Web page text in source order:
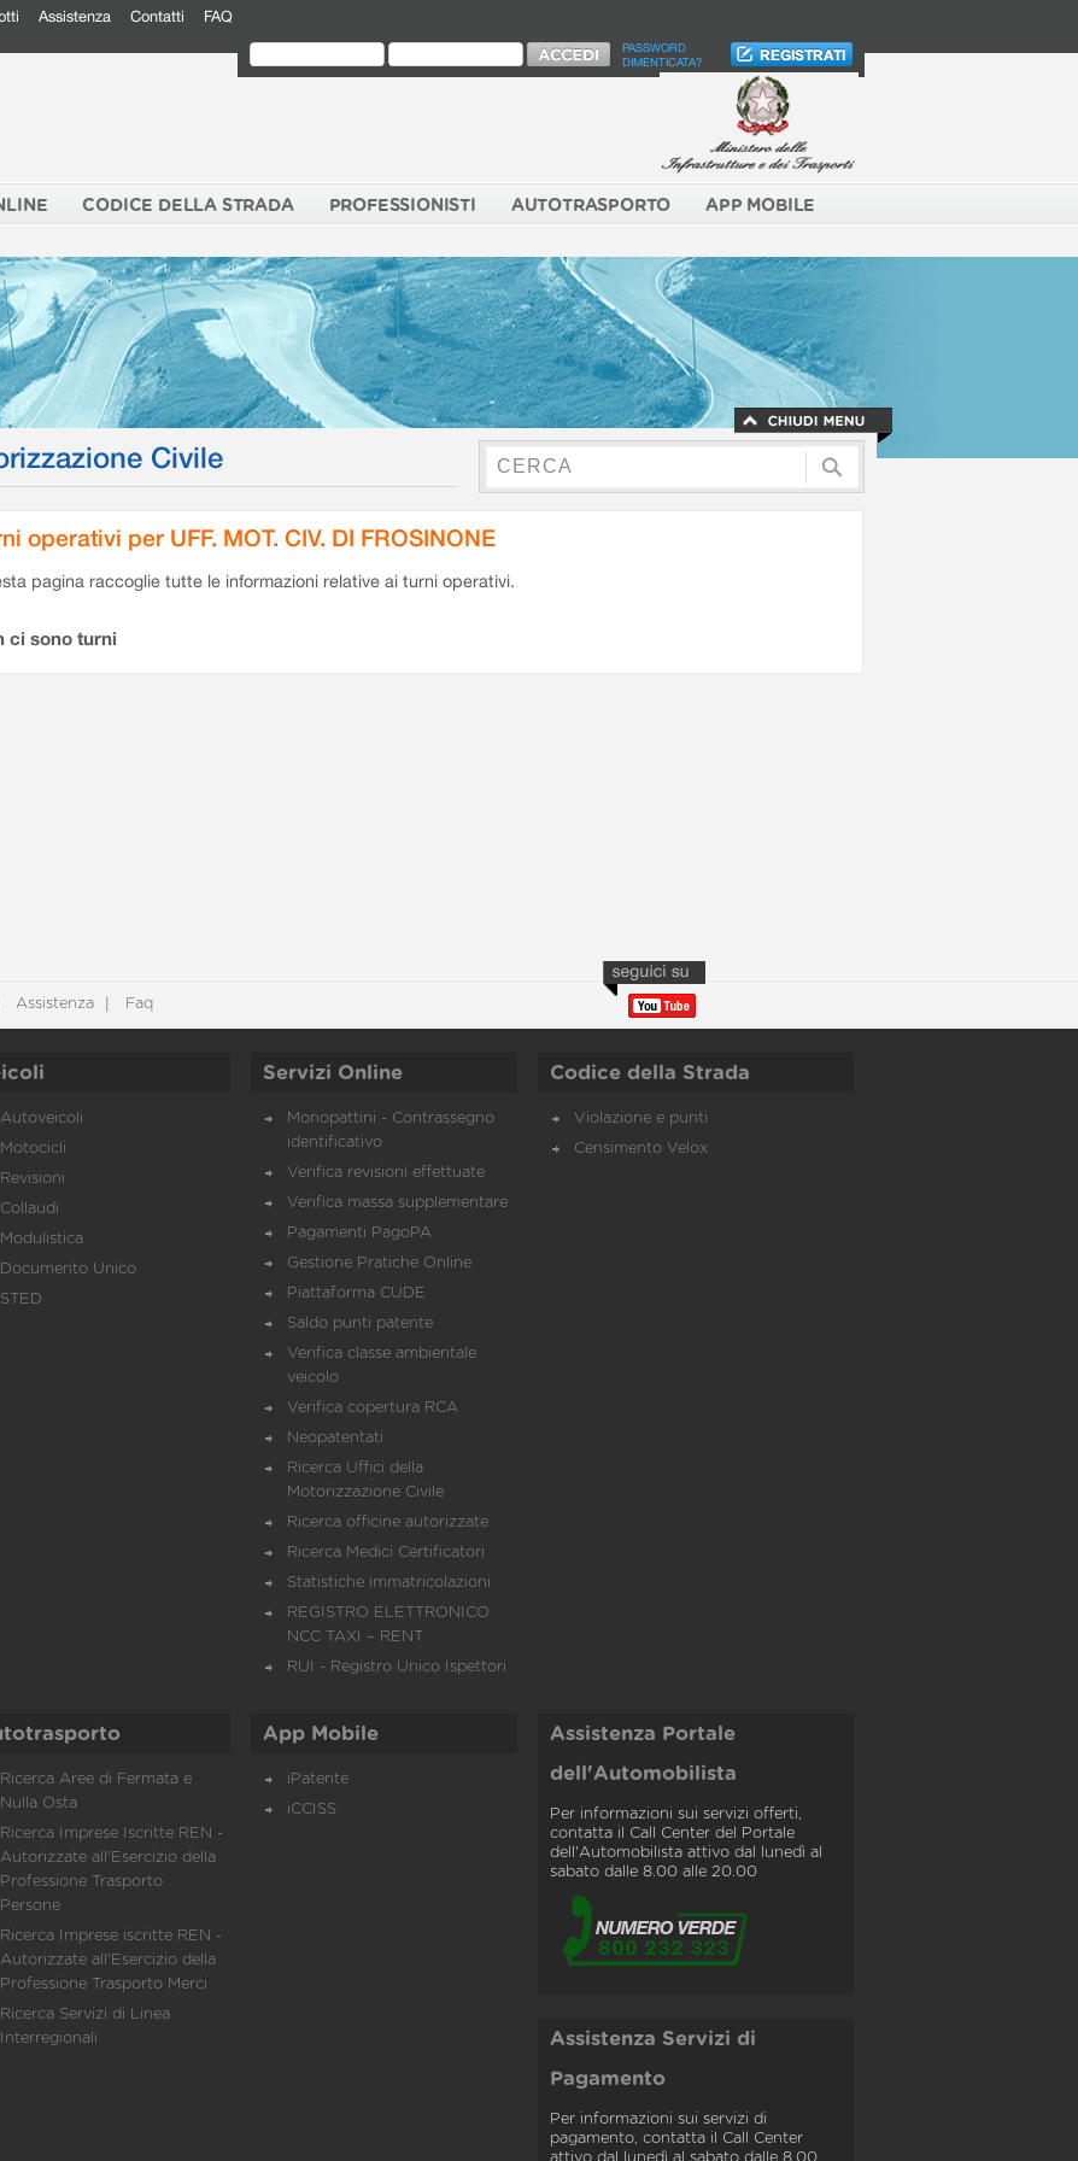
Assistenza Contatti FAQ
PASSWORD
DIMENTICATA?
CODICE DELLA STRADA PROFESSIONISTI AUTOTRASPORTO APP MOBILE
Civile
operativi per UFF. MOT. CIV. DI FROSINONE
pagina raccoglie tutte le informazioni relative ai turni operativi.
ci sono turni
Assistenza Faq
Autoveicoli
Motocicli
Revisioni
Collaudi
Modulistica
Documento Unico
STED
Servizi Online
Monopattini - Contrassegno
identificativo
Verifica revisioni effettuate
Verifica massa supplementare
Pagamenti PagoPA
Gestione Pratiche Online
Piattaforma CUDE
Saldo punti patente
Verifica classe ambientale
veicolo
Verifica copertura RCA
Neopatentati
Ricerca Uffici della
Motorizzazione Civile
Ricerca officine autorizzate
Ricerca Medici Certificatori
Statistiche immatricolazioni
REGISTRO ELETTRONICO
NCC TAXI – RENT
RUI - Registro Unico Ispettori
Codice della Strada
Violazione e punti
Censimento Velox
Ricerca Aree di Fermata e
Nulla Osta
Ricerca Imprese Iscritte REN -
Autorizzate all'Esercizio della
Professione Trasporto
Persone
Ricerca Imprese iscritte REN -
Autorizzate all'Esercizio della
Professione Trasporto Merci
Ricerca Servizi di Linea
Interregionali
App Mobile
iPatente
iCCISS
Assistenza Portale
dell'Automobilista
Per informazioni sui servizi offerti,
contatta il Call Center del Portale
dell'Automobilista attivo dal lunedì al
sabato dalle 8.00 alle 20.00
Assistenza Servizi di
Pagamento
Per informazioni sui servizi di
pagamento, contatta il Call Center